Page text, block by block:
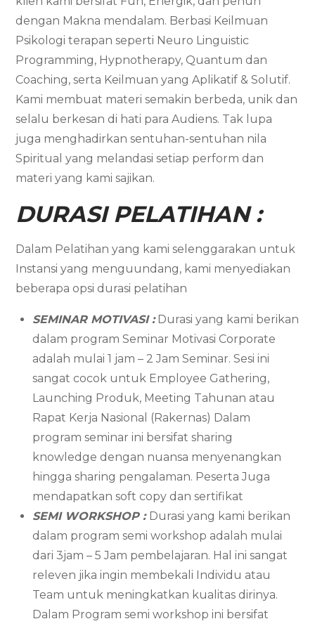
dengan Makna mendalam. Berbasi Keilmuan
Psikologi terapan seperti Neuro Linguistic
Programming, Hypnotherapy, Quantum dan
Coaching, serta Keilmuan yang Aplikatif & Solutif.
Kami membuat materi semakin berbeda, unik dan
selalu berkesan di hati para Audiens. Tak lupa
juga menghadirkan sentuhan-sentuhan nila
Spiritual yang melandasi setiap perform dan
materi yang kami sajikan.
DURASI PELATIHAN :
Dalam Pelatihan yang kami selenggarakan untuk
Instansi yang menguundang, kami menyediakan
beberapa opsi durasi pelatihan
SEMINAR MOTIVASI :Durasi yang kami berikan
dalam program Seminar Motivasi Corporate
adalah mulai 1 jam – 2 Jam Seminar. Sesi ini
sangat cocok untuk Employee Gathering,
Launching Produk, Meeting Tahunan atau
Rapat Kerja Nasional (Rakernas) Dalam
program seminar ini bersifat sharing
knowledge dengan nuansa menyenangkan
hingga sharing pengalaman. Peserta Juga
mendapatkan soft copy dan sertifikat
SEMI WORKSHOP : Durasi yang kami berikan
dalam program semi workshop adalah mulai
dari 3jam – 5 Jam pembelajaran. Hal ini sangat
releven jika ingin membekali Individu atau
Team untuk meningkatkan kualitas dirinya.
Dalam Program semi workshop ini bersifat